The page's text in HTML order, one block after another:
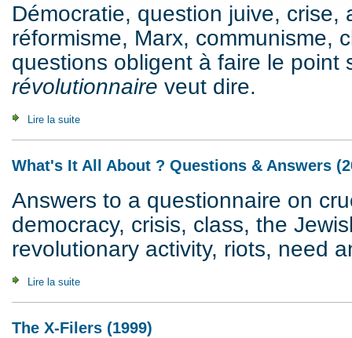
Démocratie, question juive, crise,
réformisme, Marx, communisme,
questions obligent à faire le point
révolutionnaire veut dire.
Lire la suite
What's It All About ? Questions & Answers
Answers to a questionnaire on
democracy, crisis, class, the
revolutionary activity, riots, need
Lire la suite
The X-Filers (1999)